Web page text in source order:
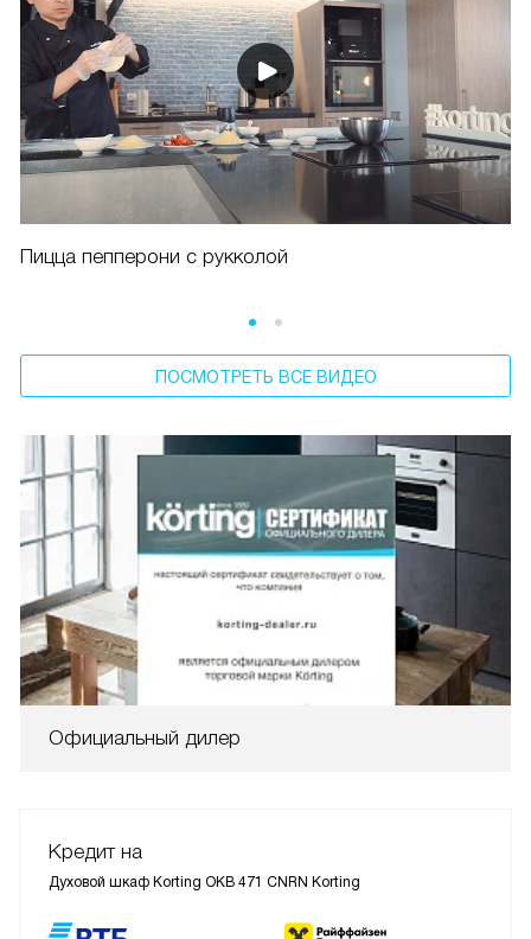
Пицца пепперони с рукколой
ПОСМОТРЕТЬ ВСЕ ВИДЕО
Официальный дилер
Кредит на
Духовой шкаф Korting OKB 471 CNRN Korting